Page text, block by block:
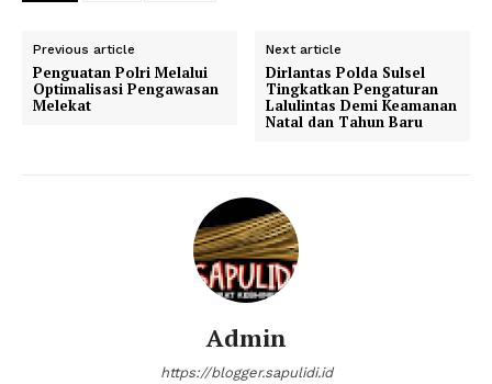
Previous article
Penguatan Polri Melalui
Optimalisasi Pengawasan
Melekat
Next article
Dirlantas Polda Sulsel
Tingkatkan Pengaturan
Lalulintas Demi Keamanan
Natal dan Tahun Baru
Admin
https://blogger.sapulidi.id